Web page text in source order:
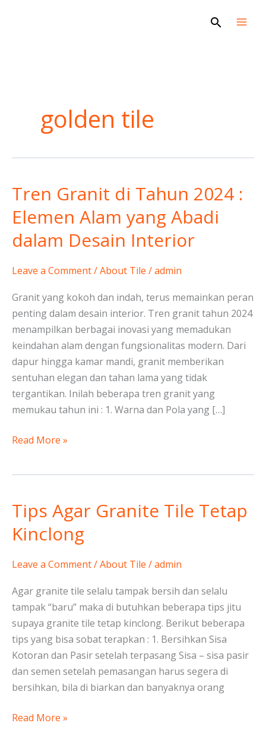
Search
golden tile
Tren Granit di Tahun 2024 :
Elemen Alam yang Abadi
dalam Desain Interior
Leave a Comment/About Tile /admin
Granit yang kokoh dan indah, terus memainkan peran
penting dalam desain interior. Tren granit tahun 2024
menampilkan berbagai inovasi yang memadukan
keindahan alam dengan fungsionalitas modern. Dari
dapur hingga kamar mandi, granit memberikan
sentuhan elegan dan tahan lama yang tidak
tergantikan. Inilah beberapa tren granit yang
memukau tahun ini : 1. Warna dan Pola yang […]
Tren
di
Tahun
:
Alam
yang
Abadi
dalam
Desain
Interior
Read More »
Tips Agar Granite Tile Tetap
Kinclong
Leave a Comment/About Tile /admin
Agar granite tile selalu tampak bersih dan selalu
tampak “baru” maka di butuhkan beberapa tips jitu
supaya granite tile tetap kinclong. Berikut beberapa
tips yang bisa sobat terapkan : 1. Bersihkan Sisa
Kotoran dan Pasir setelah terpasang Sisa – sisa pasir
dan semen setelah pemasangan harus segera di
bersihkan, bila di biarkan dan banyaknya orang
Tips
Agar
Granite
Tetap
Kinclong
Read More »